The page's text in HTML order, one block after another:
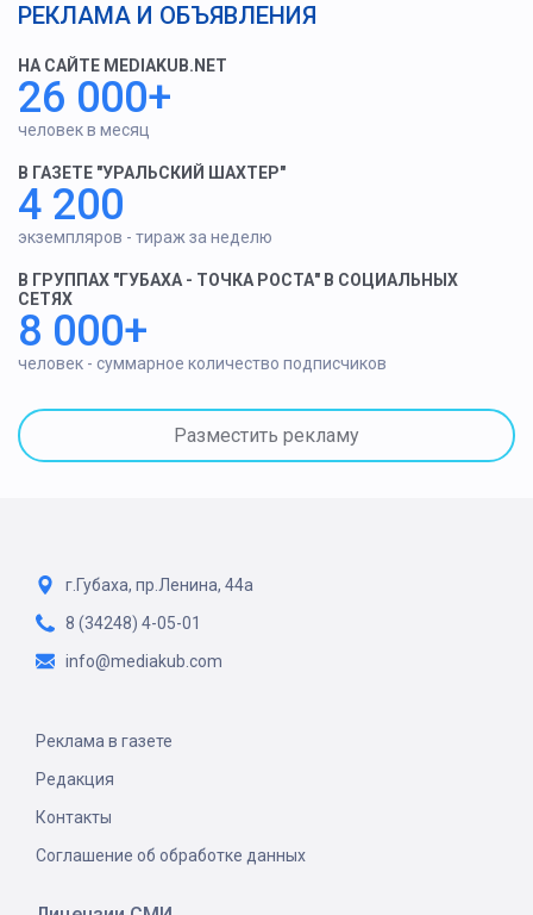
РЕКЛАМА И ОБЪЯВЛЕНИЯ
НА САЙТЕ MEDIAKUB.NET
26 000+
человек в месяц
В ГАЗЕТЕ "УРАЛЬСКИЙ ШАХТЕР"
4 200
экземпляров - тираж за неделю
В ГРУППАХ "ГУБАХА - ТОЧКА РОСТА" В СОЦИАЛЬНЫХ
СЕТЯХ
8 000+
человек - суммарное количество подписчиков
Разместить рекламу
г.Губаха, пр.Ленина, 44а
8 (34248) 4-05-01
info@mediakub.com
Реклама в газете
Редакция
Контакты
Соглашение об обработке данных